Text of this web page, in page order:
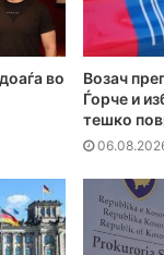
во
Возач
Ѓорче и
тешко